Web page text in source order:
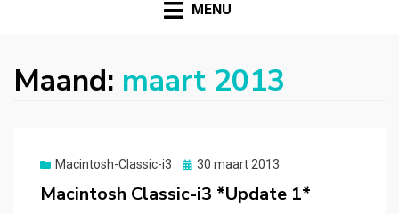
MENU
Maand: maart 2013
Macintosh-Classic-i3
Gepubliceerd
30 maart 2013
Macintosh Classic-i3 *Update 1*